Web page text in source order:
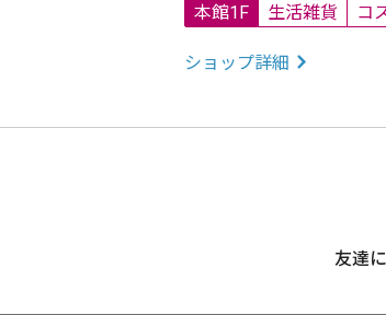
本館1F 生活雑貨 コ
ショップ詳細
友達